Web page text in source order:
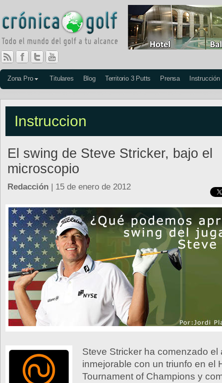
Zona Pro Titulares Blog Territorio 3 Putts Prensa Instrucción
Instruccion
El swing de Steve Stricker, bajo el
microscopio
Redacción | 15 de enero de 2012
Steve Stricker ha comenzado el
inmejorable con un triunfo en el
Tournament of Champions y